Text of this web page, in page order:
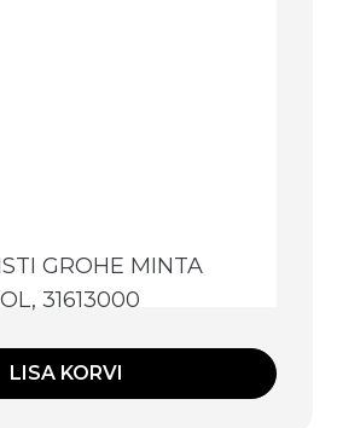
GROHE MINTA
31613000
LISA KORVI